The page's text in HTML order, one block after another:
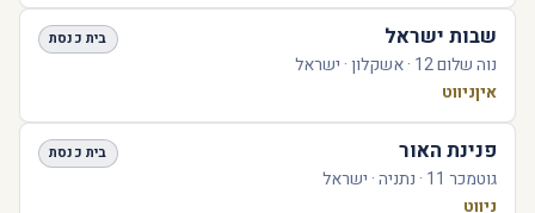
שבות ישראל בית כנסת
נוה שלום 12 · אשקלון · ישראל
איןניווט
פנינת האור בית כנסת
גוטמכר 11 · נתניה · ישראל
ניווט